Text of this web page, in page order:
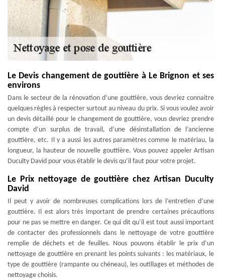
Le Devis changement de gouttière à Le Brignon et ses
environs
Dans le secteur de la rénovation d’une gouttière, vous devriez connaitre
quelques règles à respecter surtout au niveau du prix. Si vous voulez avoir
un devis détaillé pour le changement de gouttière, vous devriez prendre
compte d’un surplus de travail, d’une désinstallation de l’ancienne
gouttière, etc. Il y a aussi les autres paramètres comme le matériau, la
longueur, la hauteur de nouvelle gouttière. Vous pouvez appeler Artisan
Duculty David pour vous établir le devis qu’il faut pour votre projet.
Le Prix nettoyage de gouttière chez Artisan Duculty
David
Il peut y avoir de nombreuses complications lors de l’entretien d’une
gouttière. Il est alors très important de prendre certaines précautions
pour ne pas se mettre en danger. Ce qui dit qu’il est tout aussi important
de contacter des professionnels dans le nettoyage de votre gouttière
remplie de déchets et de feuilles. Nous pouvons établir le prix d’un
nettoyage de gouttière en prenant les points suivants : les matériaux, le
type de gouttière (rampante ou chéneau), les outillages et méthodes de
nettoyage choisis.